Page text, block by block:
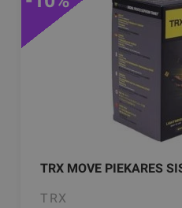
TRX MOVE PIEKARES
TRX